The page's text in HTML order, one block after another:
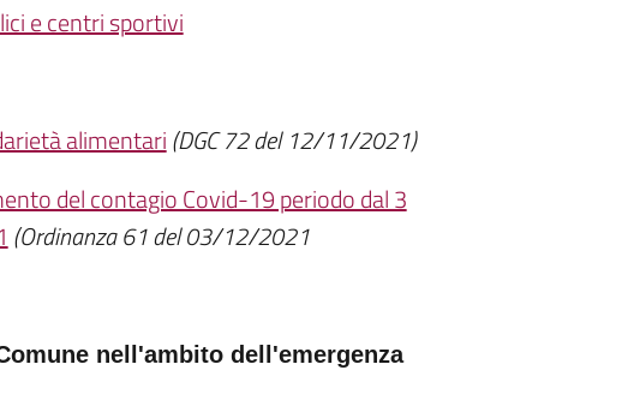
e centri sportivi
alimentari(DGC 72 del 12/11/2021)
del contagio Covid-19 periodo dal 3
(Ordinanza 61 del 03/12/2021
nell'ambito dell'emergenza